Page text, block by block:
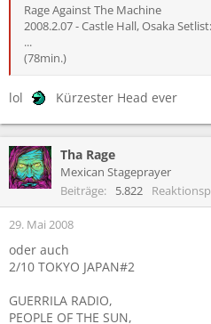
Rage Against The Machine
2008.2.07 - Castle Hall, Osaka Setlist:
...
(78min.)
lol Kürzester Head ever
Tha Rage
Mexican Stageprayer
Beiträge
5.822
29. Mai 2008
oder auch
2/10 TOKYO JAPAN#2
GUERRILA RADIO,
PEOPLE OF THE SUN,